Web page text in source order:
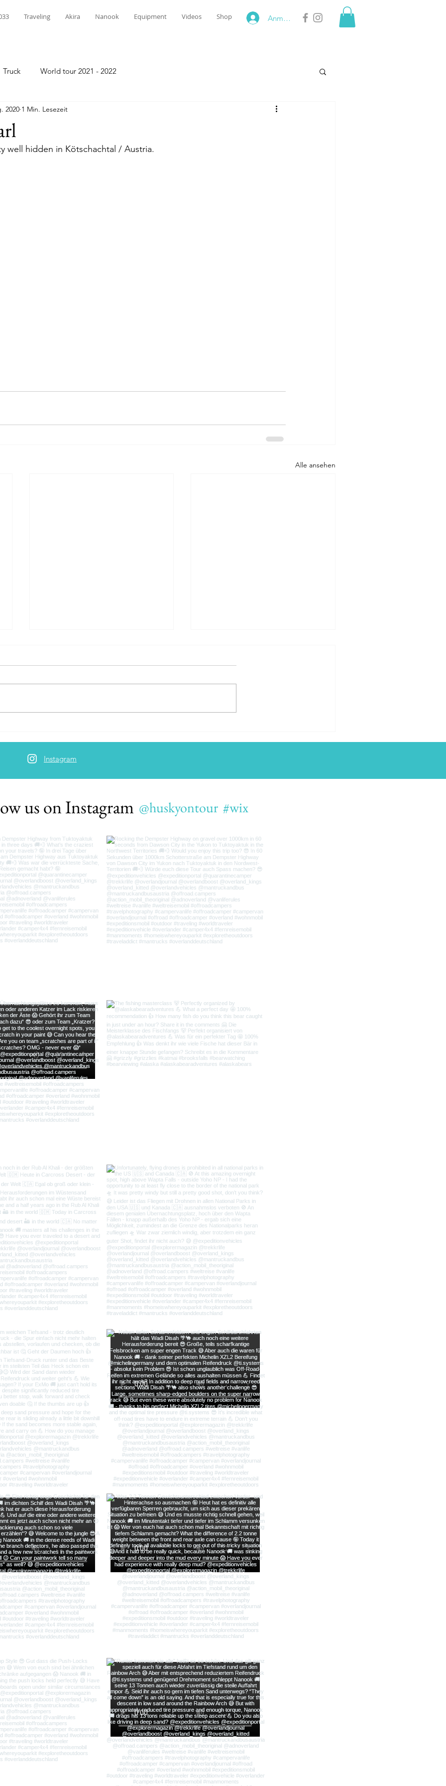
Traveling Akira Nanook Equipment Videos Shop Anmelden
Truck World tour 2021 - 2022
2020 1 Min. Lesezeit
well hidden in Kötschachtal / Austria.
Alle ansehen
landscape
Instagram
us on Instagram #wix
@huskyontour